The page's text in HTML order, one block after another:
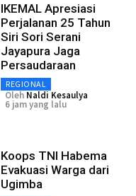
IKEMAL Apresiasi
Perjalanan 25 Tahun
Siri Sori Serani
Jayapura Jaga
Persaudaraan
REGIONAL
Oleh Naldi Kesaulya
6 jam yang lalu
Koops TNI Habema
Evakuasi Warga dari
Ugimba